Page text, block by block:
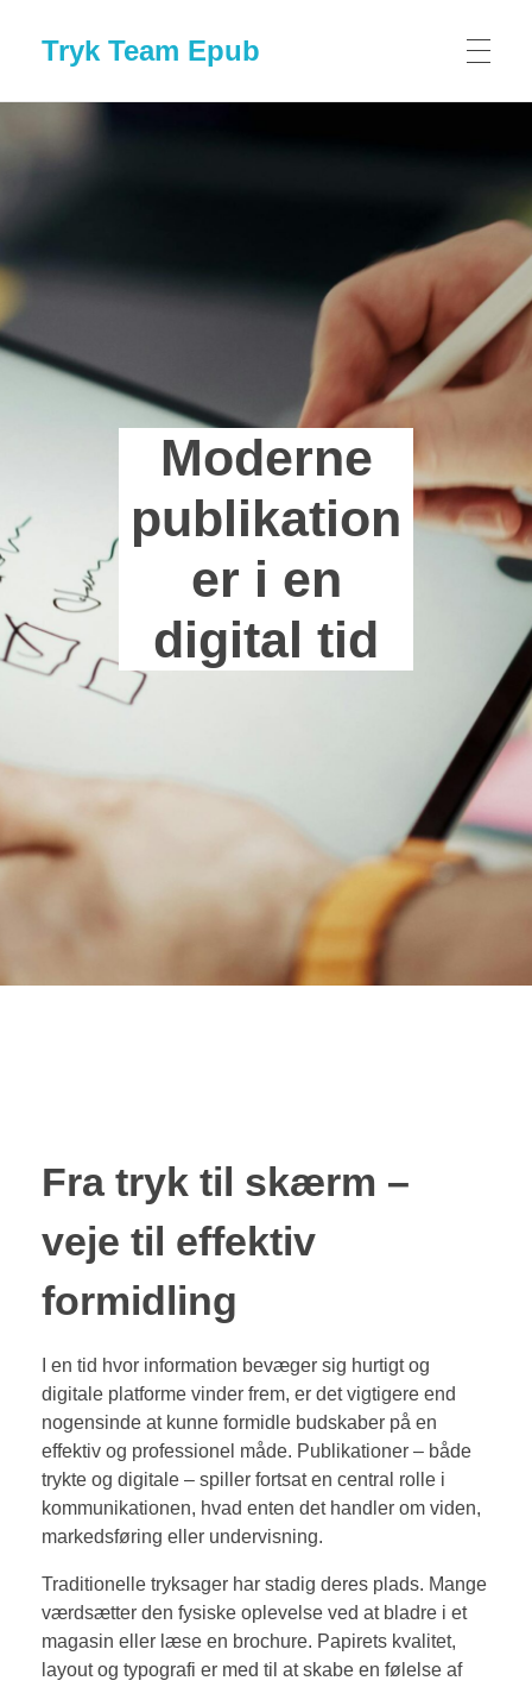
Tryk Team Epub
Moderne
publikation
er i en
digital tid
Fra tryk til skærm –
veje til effektiv
formidling
I en tid hvor information bevæger sig hurtigt og
digitale platforme vinder frem, er det vigtigere end
nogensinde at kunne formidle budskaber på en
effektiv og professionel måde. Publikationer – både
trykte og digitale – spiller fortsat en central rolle i
kommunikationen, hvad enten det handler om viden,
markedsføring eller undervisning.
Traditionelle tryksager har stadig deres plads. Mange
værdsætter den fysiske oplevelse ved at bladre i et
magasin eller læse en brochure. Papirets kvalitet,
layout og typografi er med til at skabe en følelse af